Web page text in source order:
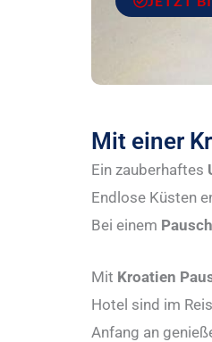
Mit einer
Ein zauberhaftes
Endlose Küsten
Bei einem
Mit Kroatien
Hotel sind im
Anfang an